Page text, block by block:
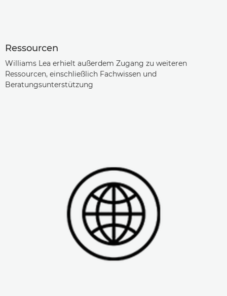
Ressourcen
Williams Lea erhielt außerdem Zugang zu weiteren
Ressourcen, einschließlich Fachwissen und
Beratungsunterstützung